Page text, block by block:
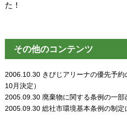
た！
その他のコンテンツ
2006.10.30 きびじアリーナの優先予
10月決定）
2005.09.30 廃棄物に関する条例の一部
2005.09.30 総社市環境基本条例の制定